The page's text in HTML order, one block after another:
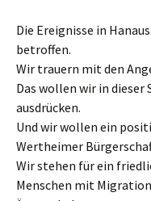
Die Ereignisse in
betroffen.
Wir trauern mit den
Das wollen wir in
ausdrücken.
Und wir wollen ein
Wertheimer
Wir stehen für ein
Menschen mit